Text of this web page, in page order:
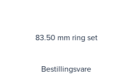
83.50 mm ring set
Bestillingsvare